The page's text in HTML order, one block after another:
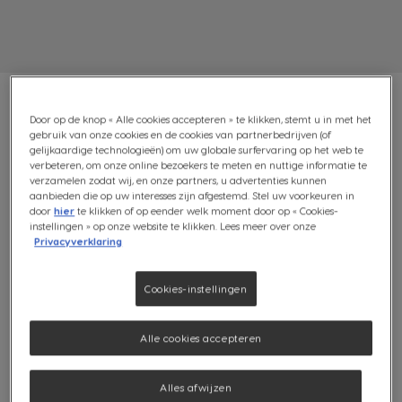
ICED FRAPPÉ BONUSPAKKET:
32 CAPSULES + IJSBLOKJES
(0)
Pictogram capsule
je verleiden door de subtiele smaken van graan en
karamel, perfect in balans in deze verfrissende ijskoffie.
Door op de knop « Alle cookies accepteren » te klikken, stemt u in met het
gebruik van onze cookies en de cookies van partnerbedrijven (of
gelijkaardige technologieën) om uw globale surfervaring op het web te
verbeteren, om onze online bezoekers te meten en nuttige informatie te
verzamelen zodat wij, en onze partners, u advertenties kunnen
aanbieden die op uw interesses zijn afgestemd. Stel uw voorkeuren in
doorhier te klikken of op eender welk moment door op « Cookies-
instellingen » op onze website te klikken. Lees meer over onze
Privacyverklaring
Cookies-instellingen
Alles afwijzen
Alle cookies accepteren